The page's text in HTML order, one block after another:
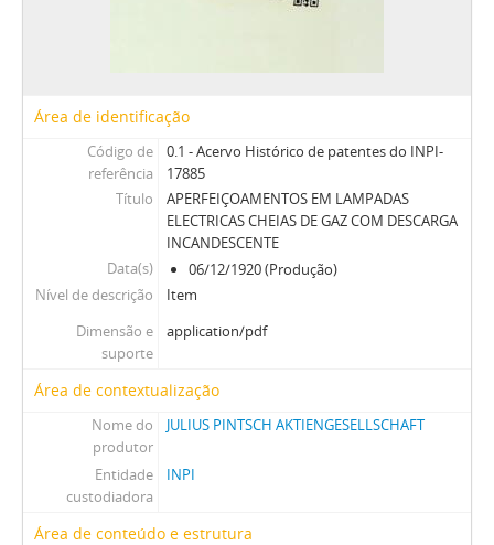
Área de identificação
Código de
referência
0.1 - Acervo Histórico de patentes do INPI-
17885
Título
APERFEIÇOAMENTOS EM LAMPADAS
ELECTRICAS CHEIAS DE GAZ COM DESCARGA
INCANDESCENTE
Data(s)
06/12/1920 (Produção)
Nível de descrição
Item
Dimensão e
suporte
application/pdf
Área de contextualização
Nome do
produtor
JULIUS PINTSCH AKTIENGESELLSCHAFT
Entidade
custodiadora
INPI
Área de conteúdo e estrutura